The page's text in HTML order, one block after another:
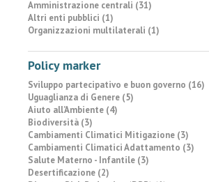
Amministrazione centrali (31)
Altri enti pubblici (1)
Organizzazioni multilaterali (1)
Policy marker
Sviluppo partecipativo e buon governo (16)
Uguaglianza di Genere (5)
Aiuto all’Ambiente (4)
Biodiversità (3)
Cambiamenti Climatici Mitigazione (3)
Cambiamenti Climatici Adattamento (3)
Salute Materno - Infantile (3)
Desertificazione (2)